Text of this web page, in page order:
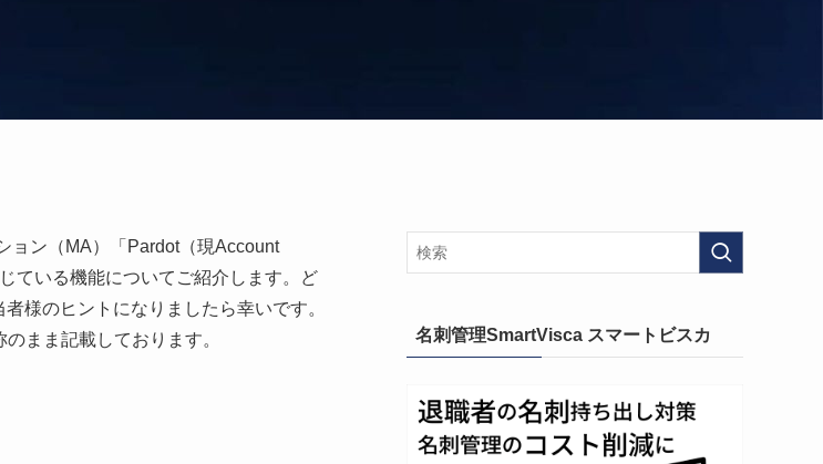
ョン（MA）「Pardot（現Account
ている機能についてご紹介します。ど
様のヒントになりましたら幸いです。
まま記載しております。
名刺管理SmartVisca スマートビスカ